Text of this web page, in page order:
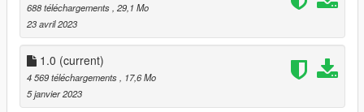
688 téléchargements , 29,1 Mo
23 avril 2023
1.0 (current)
4 569 téléchargements
, 17,6 Mo
5 janvier 2023